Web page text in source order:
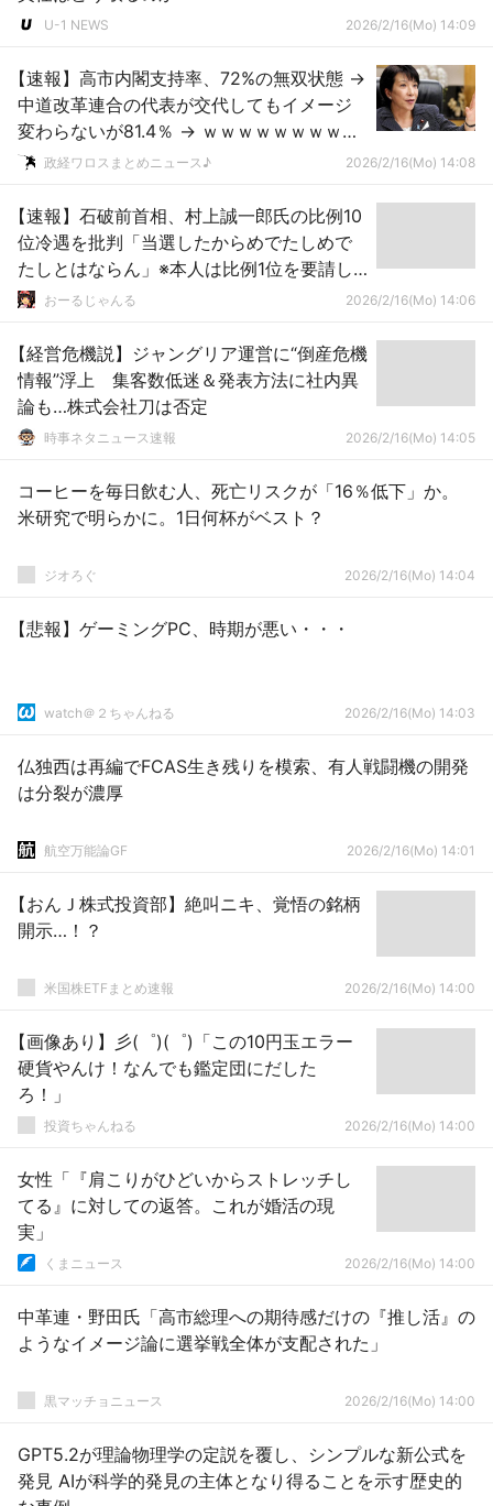
U-1 NEWS 2026/2/16(Mo) 14:09
【速報】高市内閣支持率、72%の無双状態 →
中道改革連合の代表が交代してもイメージ
変わらないが81.4％ → ｗｗｗｗｗｗｗｗｗ
ｗｗｗｗｗｗｗｗｗｗｗｗｗ
政経ワロスまとめニュース♪ 2026/2/16(Mo) 14:08
【速報】石破前首相、村上誠一郎氏の比例10
位冷遇を批判「当選したからめでたしめで
たしとはならん」※本人は比例1位を要請し
ていた模様
おーるじゃんる 2026/2/16(Mo) 14:06
【経営危機説】ジャングリア運営に“倒産危機
情報”浮上 集客数低迷＆発表方法に社内異
論も…株式会社刀は否定
時事ネタニュース速報 2026/2/16(Mo) 14:05
コーヒーを毎日飲む人、死亡リスクが「16％低下」か。
米研究で明らかに。1日何杯がベスト？
ジオろぐ 2026/2/16(Mo) 14:04
【悲報】ゲーミングPC、時期が悪い・・・
watch＠２ちゃんねる 2026/2/16(Mo) 14:03
仏独西は再編でFCAS生き残りを模索、有人戦闘機の開発
は分裂が濃厚
航空万能論GF 2026/2/16(Mo) 14:01
【おんＪ株式投資部】絶叫ニキ、覚悟の銘柄
開示…！？
米国株ETFまとめ速報 2026/2/16(Mo) 14:00
【画像あり】彡(゜)(゜)「この10円玉エラー
硬貨やんけ！なんでも鑑定団にだした
ろ！」
投資ちゃんねる 2026/2/16(Mo) 14:00
女性「『肩こりがひどいからストレッチし
てる』に対しての返答。これが婚活の現
実」
くまニュース 2026/2/16(Mo) 14:00
中革連・野田氏「高市総理への期待感だけの『推し活』の
ようなイメージ論に選挙戦全体が支配された」
黒マッチョニュース 2026/2/16(Mo) 14:00
GPT5.2が理論物理学の定説を覆し、シンプルな新公式を
発見 AIが科学的発見の主体となり得ることを示す歴史的